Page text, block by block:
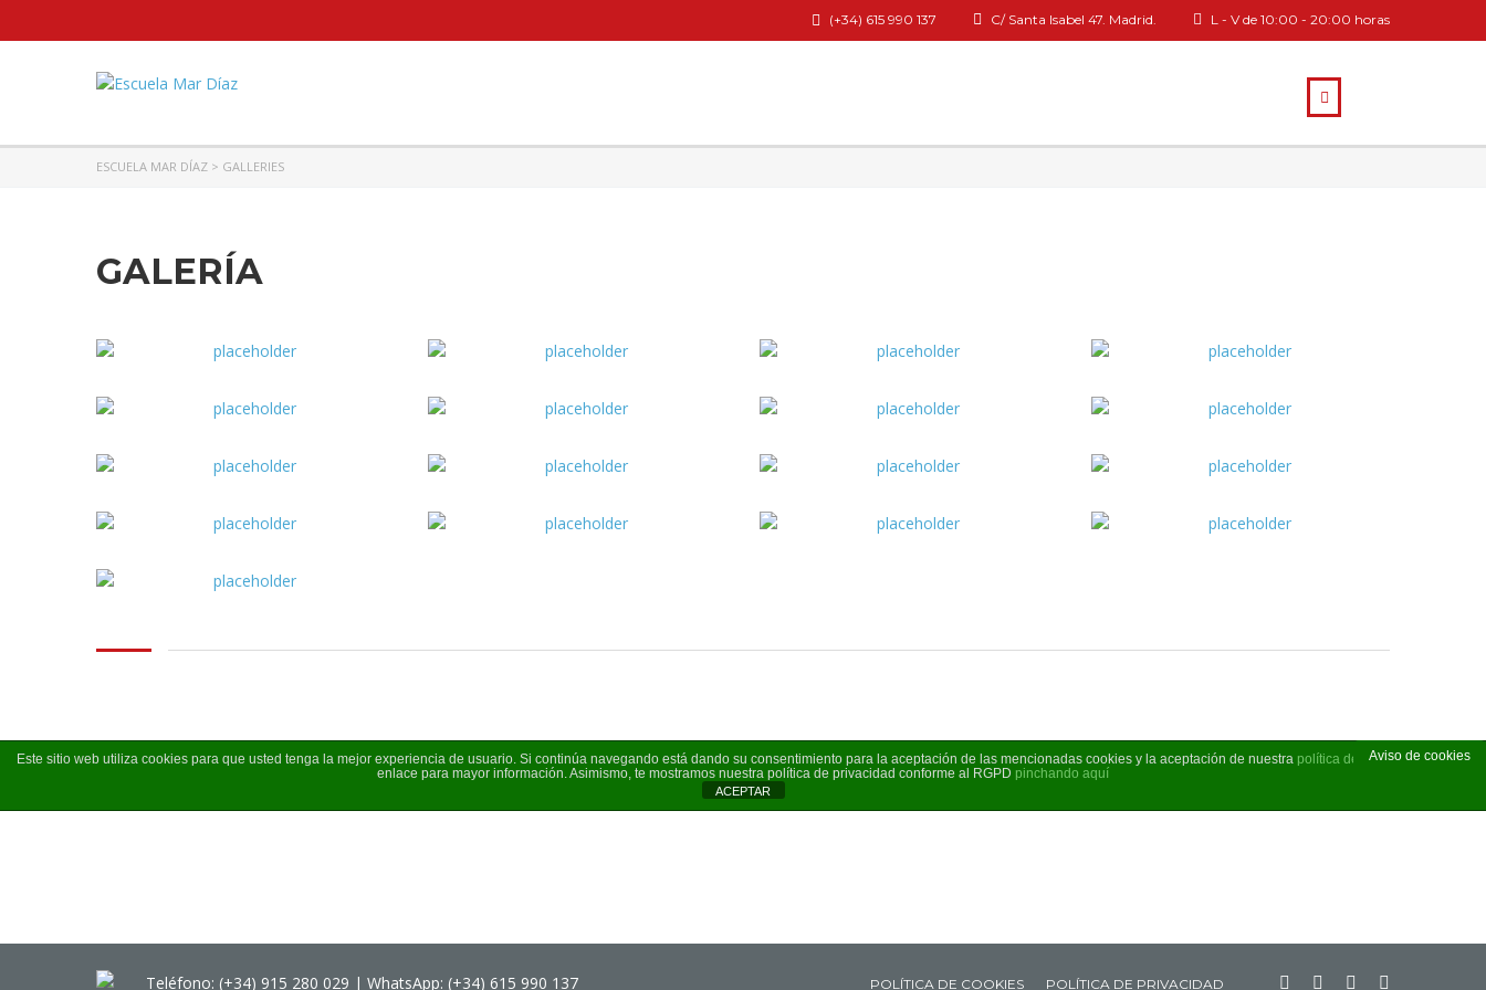
L - V de 10:00 - 20:00 horas
C/ Santa Isabel 47. Madrid.
(+34) 615 990 137
ESCUELA MAR DÍAZ > GALLERIES
GALERÍA
Teléfono: (+34) 915 280 029 | WhatsApp: (+34) 615 990 137 POLÍTICA DE COOKIES POLÍTICA DE PRIVACIDAD
Este sitio web utiliza cookies para que usted tenga la mejor experiencia de usuario. Si continúa navegando está dando su consentimiento para la aceptación de las mencionadas cookies y la aceptación de nuestra política de cookies, pinche el
enlace para mayor información. Asimismo, te mostramos nuestra política de privacidad conforme al RGPD pinchando aquí
ACEPTAR
Aviso de cookies